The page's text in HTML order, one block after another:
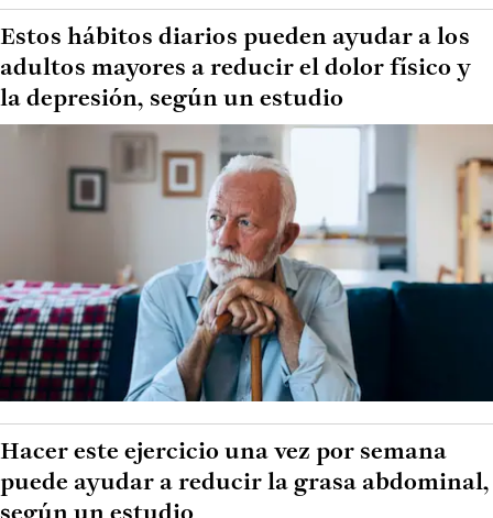
Estos hábitos diarios pueden ayudar a los
adultos mayores a reducir el dolor físico y
la depresión, según un estudio
Hacer este ejercicio una vez por semana
puede ayudar a reducir la grasa abdominal,